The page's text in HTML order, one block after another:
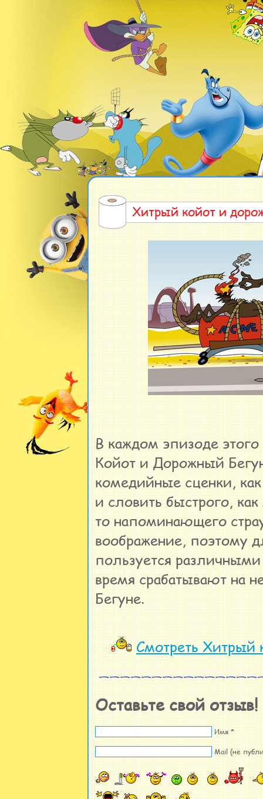
Хитрый койот и
В каждом эпизоде
Койот и Дорожный
комедийные сценки,
и словить быстрого,
то напоминающего
воображение, поэтому
пользуется
время срабатывают на
Бегуне.
Смотреть Хитрый
Оставьте свой отзыв!
Имя *
Mail (не